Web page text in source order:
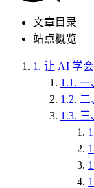
文章目录
站点概览
1. 让 AI 学
1.1. 一
1.2. 二
1.3. 三